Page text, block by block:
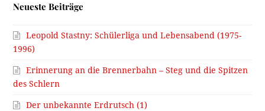
Neueste Beiträge
Leopold Stastny: Schülerliga und Lebensabend (1975-
1996)
Erinnerung an die Brennerbahn – Steg und die Spitzen
des Schlern
Der unbekannte Erdrutsch (1)